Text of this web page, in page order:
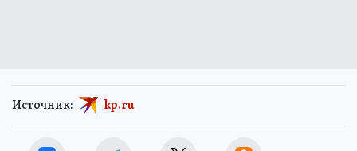
Источник: kp.ru